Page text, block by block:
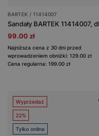
BARTEK / 11414007
99.00 zł
Najniższa cena z 30 dni przed
wprowadzeniem obniżki: 129.00 zł
Cena regularna: 199.00 zł
Wyprzedaż
22%
Tylko online